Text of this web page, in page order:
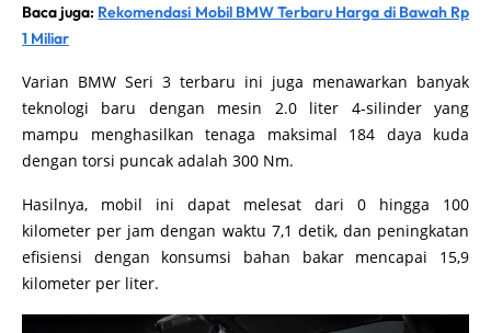
Baca juga: Rekomendasi Mobil BMW Terbaru Harga di Bawah Rp
1 Miliar
Varian BMW Seri 3 terbaru ini juga menawarkan banyak
teknologi baru dengan mesin 2.0 liter 4-silinder yang
mampu menghasilkan tenaga maksimal 184 daya kuda
dengan torsi puncak adalah 300 Nm.
Hasilnya, mobil ini dapat melesat dari 0 hingga 100
kilometer per jam dengan waktu 7,1 detik, dan peningkatan
efisiensi dengan konsumsi bahan bakar mencapai 15,9
kilometer per liter.